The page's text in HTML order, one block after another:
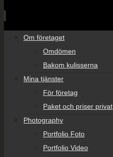
Om företaget
Omdömen
Bakom kulisserna
Mina tjänster
För företag
Paket och priser privat
Photography
Portfolio Foto
Portfolio Video